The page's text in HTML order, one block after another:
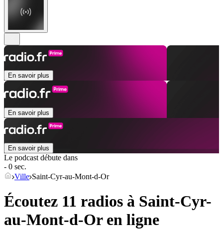
En savoir plus
En savoir plus
En savoir plus
Le podcast débute dans
- 0 sec.
Ville Saint-Cyr-au-Mont-d-Or
Écoutez 11 radios à Saint-Cyr-
au-Mont-d-Oren ligne